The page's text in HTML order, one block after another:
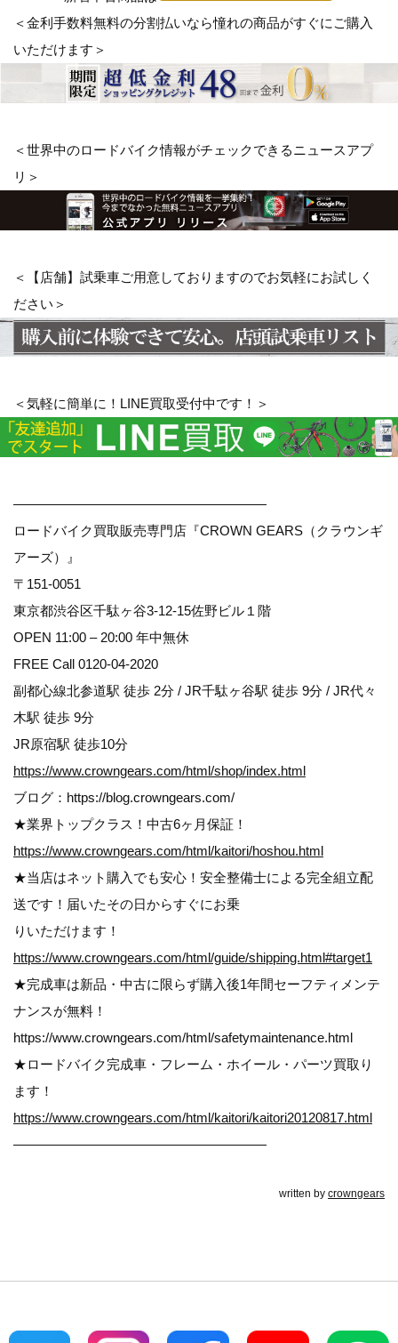
＜金利手数料無料の分割払いなら憧れの商品がすぐにご購入
いただけます＞
＜世界中のロードバイク情報がチェックできるニュースアプ
リ＞
＜【店舗】試乗車ご用意しておりますのでお気軽にお試しく
ださい＞
＜気軽に簡単に！LINE買取受付中です！＞
———————————————————
ロードバイク買取販売専門店『CROWN GEARS（クラウンギ
アーズ）』
〒151-0051
東京都渋谷区千駄ヶ谷3-12-15佐野ビル１階
OPEN 11:00 – 20:00 年中無休
FREE Call 0120-04-2020
副都心線北参道駅 徒歩 2分 / JR千駄ヶ谷駅 徒歩 9分 / JR代々
木駅 徒歩 9分
JR原宿駅 徒歩10分
https://www.crowngears.com/html/shop/index.html
ブログ：https://blog.crowngears.com/
★業界トップクラス！中古6ヶ月保証！
https://www.crowngears.com/html/kaitori/hoshou.html
★当店はネット購入でも安心！安全整備士による完全組立配
送です！届いたその日からすぐにお乗
りいただけます！
https://www.crowngears.com/html/guide/shipping.html#target1
★完成車は新品・中古に限らず購入後1年間セーフティメンテ
ナンスが無料！
https://www.crowngears.com/html/safetymaintenance.html
★ロードバイク完成車・フレーム・ホイール・パーツ買取り
ます！
https://www.crowngears.com/html/kaitori/kaitori20120817.html
———————————————————
written by crowngears